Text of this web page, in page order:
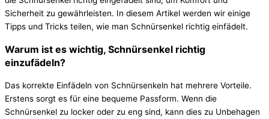
Sicherheit zu gewährleisten. In diesem Artikel werden wir einige
Tipps und Tricks teilen, wie man Schnürsenkel richtig einfädelt.
Warum ist es wichtig, Schnürsenkel richtig
einzufädeln?
Das korrekte Einfädeln von Schnürsenkeln hat mehrere Vorteile.
Erstens sorgt es für eine bequeme Passform. Wenn die
Schnürsenkel zu locker oder zu eng sind, kann dies zu Unbehagen